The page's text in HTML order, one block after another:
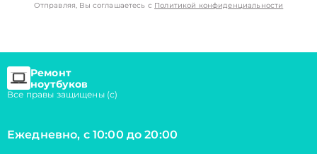
Отправляя, Вы соглашаетесь с Политикой конфиденциальности
Ремонт
ноутбуков
Все правы защищены (с)
Ежедневно, с 10:00 до 20:00